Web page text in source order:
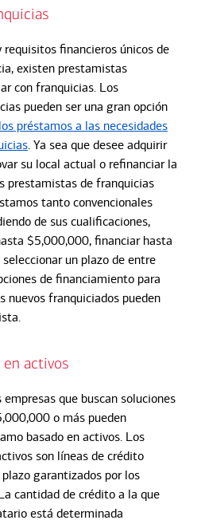
requisitos financieros únicos de
existen prestamistas
con franquicias. Los
pueden ser una gran opción
los préstamos a las necesidades
. Ya sea que desee adquirir
su local actual o refinanciar la
prestamistas de franquicias
tanto convencionales
de sus cualificaciones,
$5,000,000, financiar hasta
un plazo de entre
de financiamiento para
nuevos franquiciados pueden
en activos
que buscan soluciones
o más pueden
basado en activos. Los
son líneas de crédito
garantizados por los
cantidad de crédito a la que
está determinada